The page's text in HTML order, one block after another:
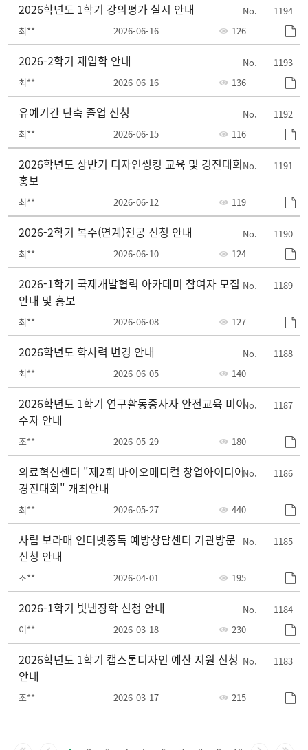
1194
2026학년도 1학기 강의평가 실시 안내
최** 2026-06-16 126
1193
2026-2학기 재입학 안내
최** 2026-06-16 136
1192
유예기간 단축 졸업 신청
최** 2026-06-15 116
1191
2026학년도 상반기 디자인씽킹 교육 및 경진대회
홍보
최** 2026-06-12 119
1190
2026-2학기 복수(연계)전공 신청 안내
최** 2026-06-10 124
1189
2026-1학기 국제개발협력 아카데미 참여자 모집
안내 및 홍보
최** 2026-06-08 127
1188
2026학년도 학사력 변경 안내
최** 2026-06-05 140
1187
2026학년도 1학기 연구활동종사자 안전교육 미이
수자 안내
조** 2026-05-29 180
1186
의료혁신센터 "제2회 바이오메디컬 창업아이디어
경진대회" 개최안내
최** 2026-05-27 440
1185
사립 보라매 인터넷중독 예방상담센터 기관방문
신청 안내
조** 2026-04-01 195
1184
2026-1학기 빛냄장학 신청 안내
이** 2026-03-18 230
1183
2026학년도 1학기 캡스톤디자인 예산 지원 신청
안내
조** 2026-03-17 215